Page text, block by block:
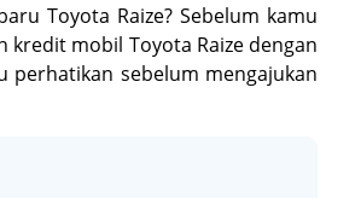
Toyota Raize? Sebelum kamu
mobil Toyota Raize dengan
perhatikan sebelum mengajukan